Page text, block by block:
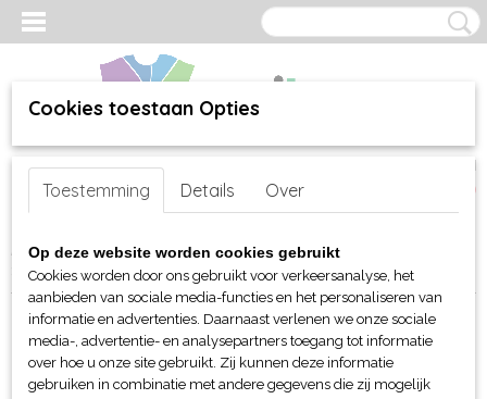
Inloggen Registreren
(0)
Home >webshop>Per merk >James & Nicholson
> JN Basic fleece deken met franjes 130x170
Cookies toestaan Opties
Toestemming Details Over
Op deze website worden cookies gebruikt
Cookies worden door ons gebruikt voor verkeersanalyse, het
aanbieden van sociale media-functies en het personaliseren van
informatie en advertenties. Daarnaast verlenen we onze sociale
media-, advertentie- en analysepartners toegang tot informatie
over hoe u onze site gebruikt. Zij kunnen deze informatie
gebruiken in combinatie met andere gegevens die zij mogelijk